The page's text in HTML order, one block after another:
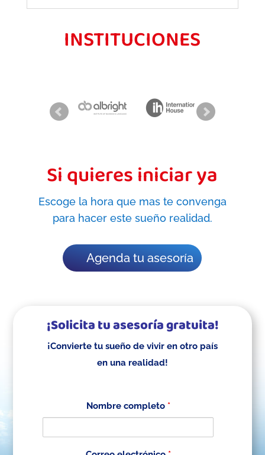
INSTITUCIONES
Si quieres iniciar ya
Escoge la hora que mas te convenga
para hacer este sueño realidad.
Agenda tu asesoría
¡Solicita tu asesoría gratuita!
¡Convierte tu sueño de vivir en otro país
en una realidad!
Nombre completo *